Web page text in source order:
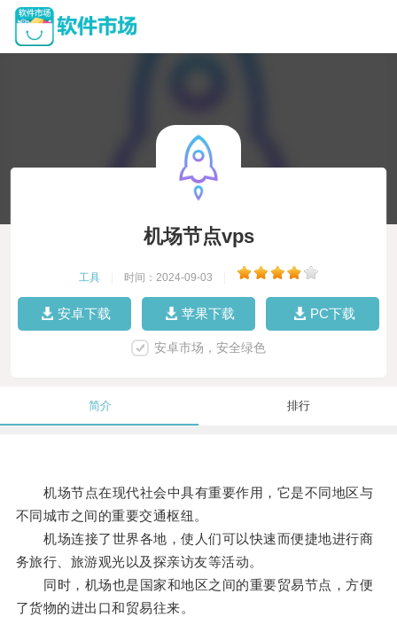
机场节点vps
工具 时间：2024-09-03
安卓下载 苹果下载 PC下载
安卓市场，安全绿色
简介 排行
机场节点在现代社会中具有重要作用，它是不同地区与
不同城市之间的重要交通枢纽。
机场连接了世界各地，使人们可以快速而便捷地进行商
务旅行、旅游观光以及探亲访友等活动。
同时，机场也是国家和地区之间的重要贸易节点，方便
了货物的进出口和贸易往来。